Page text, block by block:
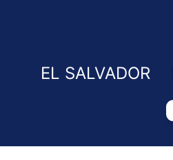
EL SALVADOR